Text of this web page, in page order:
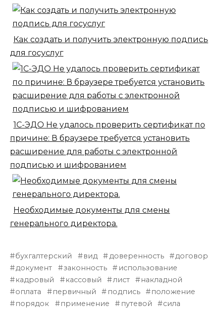
Как создать и получить электронную подпись
для госуслуг
1С-ЭДО Не удалось проверить сертификат по
причине: В браузере требуется установить
расширение для работы с электронной
подписью и шифрованием
Необходимые документы для смены
генерального директора.
бухгалтерский вид доверенность
договор
документ
законность
использование
кадровый
кассовый лист
накладной
оплата
первичный подпись
положение
порядок
применение путевой
сила